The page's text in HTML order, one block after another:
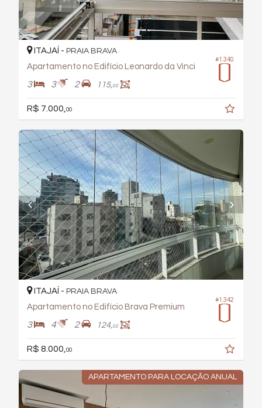
#1.340
ITAJAÍ - PRAIA BRAVA
Apartamento no Edifício Leonardo da Vinci
3 3 2 115,00
R$ 7.000,00
#1.342
ITAJAÍ - PRAIA BRAVA
Apartamento no Edifício Brava Premium
3 4 2 124,00
R$ 8.000, 00
APARTAMENTO PARA LOCAÇÃO ANUAL